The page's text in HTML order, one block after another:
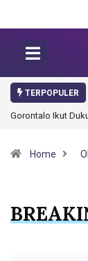
TERPOPULER
Gorontalo Ikut
Home